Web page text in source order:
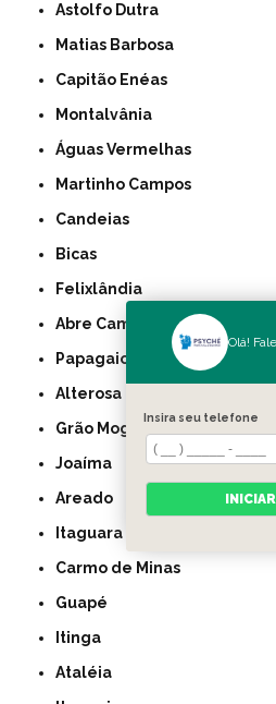
Astolfo Dutra
Matias Barbosa
Capitão Enéas
Montalvânia
Águas Vermelhas
Martinho Campos
Candeias
Bicas
Felixlândia
Abre Campo
Papagaios
Alterosa
Grão Mogol
Joaíma
Areado
Itaguara
Carmo de Minas
Guapé
Itinga
Ataléia
Olá!
Insira seu telefone